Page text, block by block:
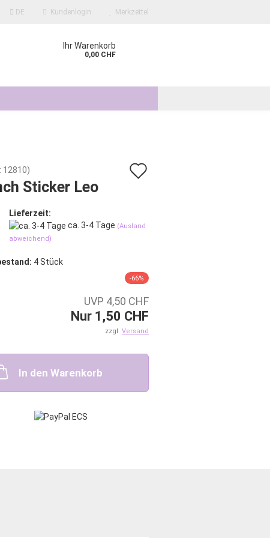
DE Kundenlogin Merkzettel
Ihr Warenkorb
0,00 CHF
12810)
Sticker Leo
Lieferzeit:
ca. 3-4 Tage (Ausland
abweichend)
4Stück
-66%
UVP 4,50 CHF
Nur 1,50 CHF
zzgl. Versand
In den Warenkorb